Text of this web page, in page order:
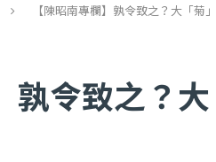
【陳昭南專欄】孰令致之？大「菊
孰令致之？